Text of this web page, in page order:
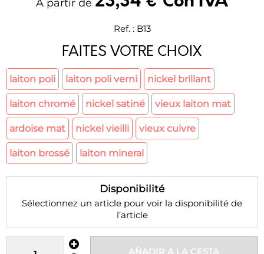
A partir de
Ref. : B13
FAITES VOTRE CHOIX
laiton poli laiton poli verni nickel brillant
laiton chromé nickel satiné vieux laiton mat
ardoise mat nickel vieilli vieux cuivre
laiton brossé laiton mineral
Disponibilité
Sélectionnez un article pour voir la disponibilité de
l’article
AÑADIR A LA CESTA